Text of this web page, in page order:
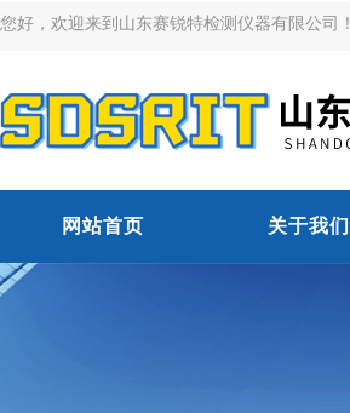
您好，欢迎来到山东赛锐特检测仪器有限公司！
网站首页 关于我们